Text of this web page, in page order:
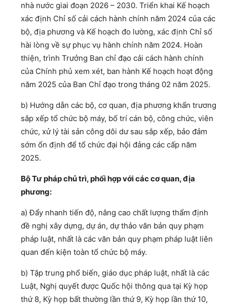
nhà nước giai đoạn 2026 – 2030. Triển khai Kế hoạch
xác định Chỉ số cải cách hành chính năm 2024 của các
bộ, địa phương và Kế hoạch đo lường, xác định Chỉ số
hài lòng về sự phục vụ hành chính năm 2024. Hoàn
thiện, trình Trưởng Ban chỉ đạo cải cách hành chính
của Chính phủ xem xét, ban hành Kế hoạch hoạt động
năm 2025 của Ban Chỉ đạo trong tháng 02 năm 2025.
b) Hướng dẫn các bộ, cơ quan, địa phương khẩn trương
sắp xếp tổ chức bộ máy, bố trí cán bộ, công chức, viên
chức, xử lý tài sản công dôi dư sau sắp xếp, bảo đảm
sớm ổn định để tổ chức đại hội đảng các cấp năm
2025.
Bộ Tư pháp chủ trì, phối hợp với các cơ quan, địa
phương:
a) Đẩy nhanh tiến độ, nâng cao chất lượng thẩm định
đề nghị xây dựng, dự án, dự thảo văn bản quy phạm
pháp luật, nhất là các văn bản quy phạm pháp luật liên
quan đến kiện toàn tổ chức bộ máy.
b) Tập trung phổ biến, giáo dục pháp luật, nhất là các
Luật, Nghị quyết được Quốc hội thông qua tại Kỳ họp
thứ 8, Kỳ họp bất thường lần thứ 9, Kỳ họp lần thứ 10,